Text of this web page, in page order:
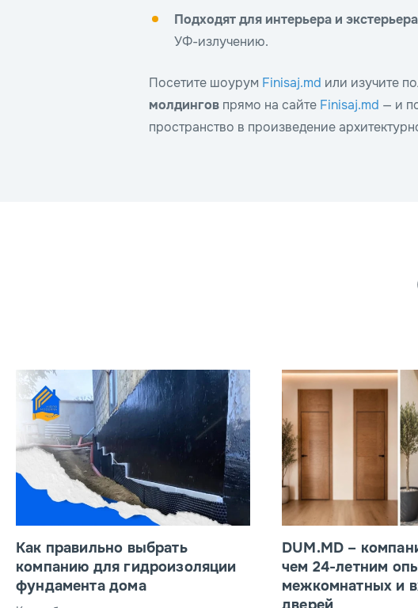
Подходят для интерьера и экстерьера
УФ-излучению.
Посетите шоурум Finisaj.md или изучите
молдингов прямо на сайте Finisaj.md — и
пространство в произведение
Как правильно выбрать
компанию для гидроизоляции
фундамента дома
DUM.MD –
чем 24-летним
межкомнатных и